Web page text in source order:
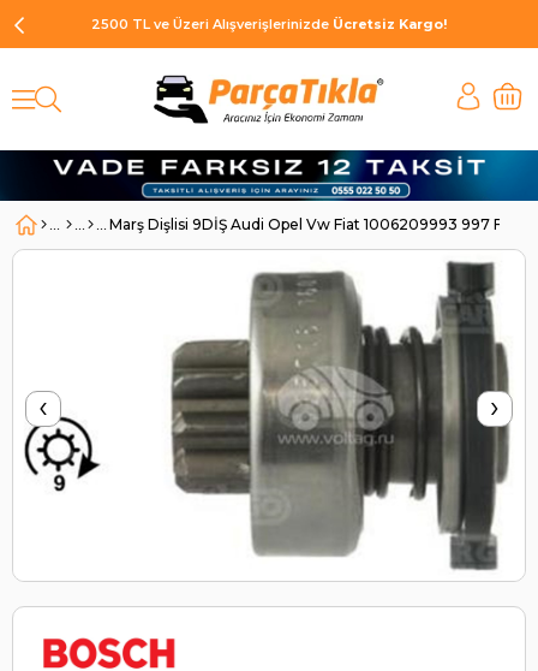
2500 TL ve Üzeri Alışverişlerinizde Ücretsiz Kargo!
Marş Dişlisi 9DİŞ Audi Opel Vw Fiat 1006209993 997 Fiat
‹ ›